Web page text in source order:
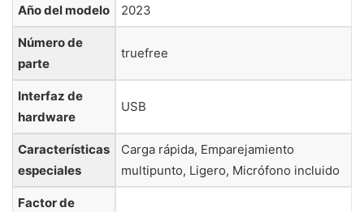
Año del modelo ‎2023
Número de
parte
‎truefree
Interfaz de
hardware
‎USB
Características
especiales
‎Carga rápida, Emparejamiento
multipunto, Ligero, Micrófono incluido
Factor de